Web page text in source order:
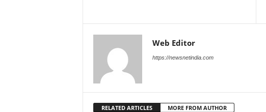
Web Editor
https://newsnetindia.com
RELATED ARTICLES MORE FROM AUTHOR